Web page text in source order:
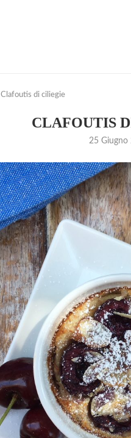
Clafoutis di ciliegie
CLAFOUTIS
25 Giugno